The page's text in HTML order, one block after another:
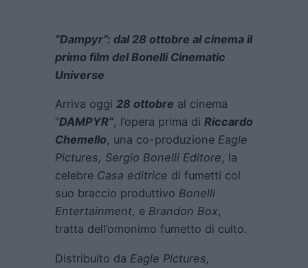
“Dampyr”: dal 28 ottobre al cinema il
primo film del Bonelli Cinematic
Universe
Arriva oggi 28 ottobre al cinema
“DAMPYR”, l’opera prima di Riccardo
Chemello, una co-produzione Eagle
Pictures, Sergio Bonelli Editore, la
celebre Casa editrice di fumetti col
suo braccio produttivo Bonelli
Entertainment, e Brandon Box,
tratta dell’omonimo fumetto di culto.
Distribuito da Eagle Pictures,